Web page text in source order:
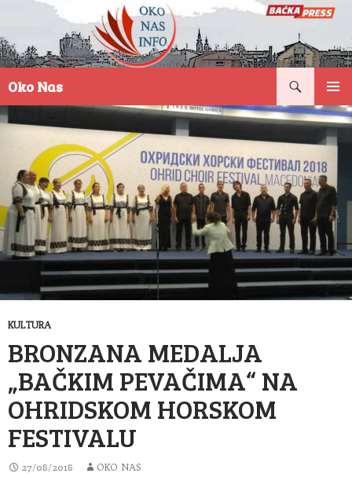
Oko Nas
NA
SADRŽAJ
KULTURA
BRONZANA MEDALJA
„BAČKIM PEVAČIMA“ NA
OHRIDSKOM HORSKOM
FESTIVALU
27/08/2018 OKO NAS